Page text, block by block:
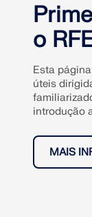
o
Esta
úteis
introdução
MAIS